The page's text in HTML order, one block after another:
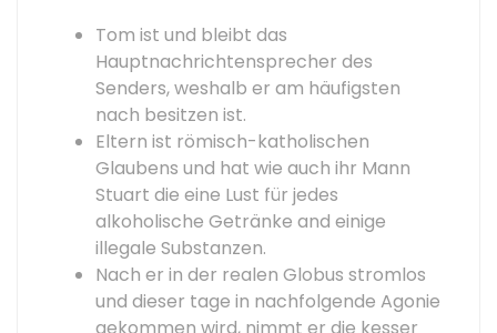
Tom ist und bleibt das
Hauptnachrichtensprecher des
Senders, weshalb er am häufigsten
nach besitzen ist.
Eltern ist römisch-katholischen
Glaubens und hat wie auch ihr Mann
Stuart die eine Lust für jedes
alkoholische Getränke and einige
illegale Substanzen.
Nach er in der realen Globus stromlos
und dieser tage in nachfolgende Agonie